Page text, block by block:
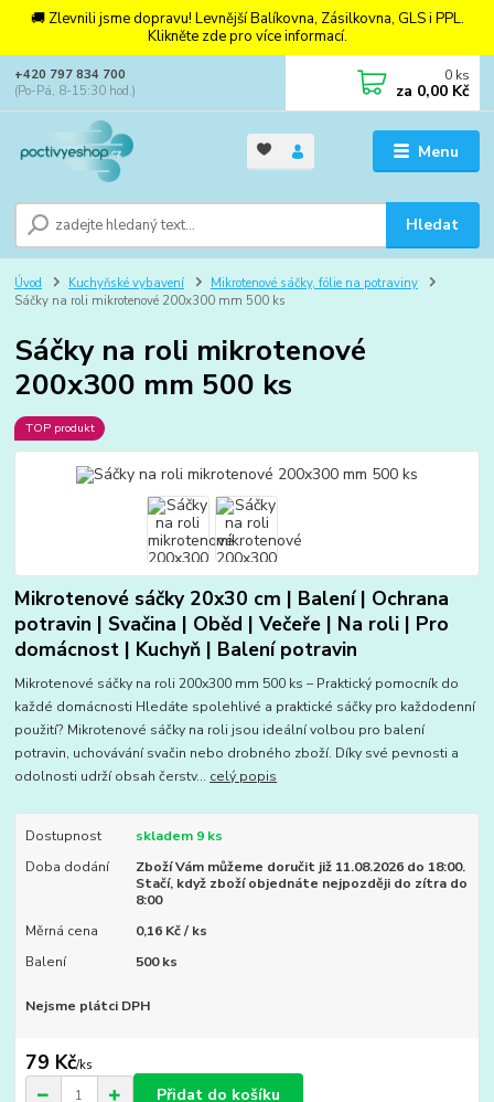
🚚 Zlevnili jsme dopravu! Levnější Balíkovna, Zásilkovna, GLS i PPL.
Klikněte zde pro více informací.
Menu
Hledat
+420 797 834 700
(Po-Pá, 8-15:30 hod.)
0 ks
za 0,00 Kč
Úvod Kuchyňské vybavení
Mikrotenové sáčky, fólie na potraviny
Sáčky na roli mikrotenové 200x300 mm 500 ks
Sáčky na roli mikrotenové
200x300 mm 500 ks
TOP produkt
Mikrotenové sáčky 20x30 cm | Balení | Ochrana
potravin | Svačina | Oběd | Večeře | Na roli | Pro
domácnost | Kuchyň | Balení potravin
Mikrotenové sáčky na roli 200x300 mm 500 ks – Praktický pomocník do
každé domácnosti Hledáte spolehlivé a praktické sáčky pro každodenní
použití? Mikrotenové sáčky na roli jsou ideální volbou pro balení
potravin, uchovávání svačin nebo drobného zboží. Díky své pevnosti a
odolnosti udrží obsah čerstv... celý popis
Dostupnost
skladem 9 ks
Doba dodání
Zboží Vám můžeme doručit již 11.08.2026 do 18:00.
Stačí, když zboží objednáte nejpozději do zítra do
8:00
Měrná cena
0,16 Kč / ks
Balení
500 ks
Nejsme plátci DPH
79 Kč/ks
Přidat do košíku